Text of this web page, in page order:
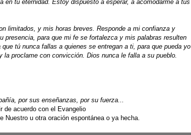
en tu eternidad. Estoy dispuesto a esperar, a acomodarme a tus
limitados, y mis horas breves. Responde a mi confianza y
presencia, para que mi fe se fortalezca y mis palabras resulten
tú nunca fallas a quienes se entregan a ti, para que pueda yo
la proclame con convicción. Dios nunca le falla a su pueblo.
por sus enseñanzas, por su fuerza...
acuerdo con el Evangelio
u otra oración espontánea o ya hecha.